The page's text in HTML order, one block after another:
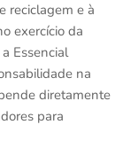
reciclagem e à
exercício da
Essencial
na
diretamente
para